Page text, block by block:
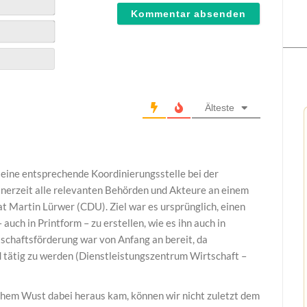
Älteste
entsprechende Koordinierungsstelle bei der
alle relevanten Behörden und Akteure an einem
Martin Lürwer (CDU). Ziel war es ursprünglich, einen
in Printform – zu erstellen, wie es ihn auch in
war von Anfang an bereit, da
zu werden (Dienstleistungszentrum Wirtschaft –
Wust dabei heraus kam, können wir nicht zuletzt dem